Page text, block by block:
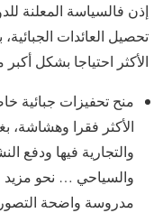
إذن فالسياسة المعلنة
تحصيل العائدات
الأكثر احتياجا بشكل
منح تحفيزات جبائية
الأكثر فقرا وهشاشة،
والتجارية فيها ودفع
والسياحي … نحو مزيد
مدروسة واضحة التصور